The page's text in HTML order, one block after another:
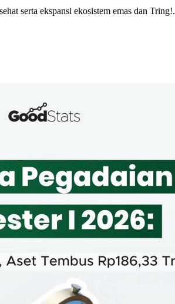
serta ekspansi ekosistem emas dan Tring!.